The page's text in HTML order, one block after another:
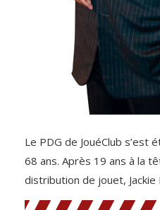
Le PDG de JouéClub s’est
68 ans. Après 19 ans à la
distribution de jouet, Jackie